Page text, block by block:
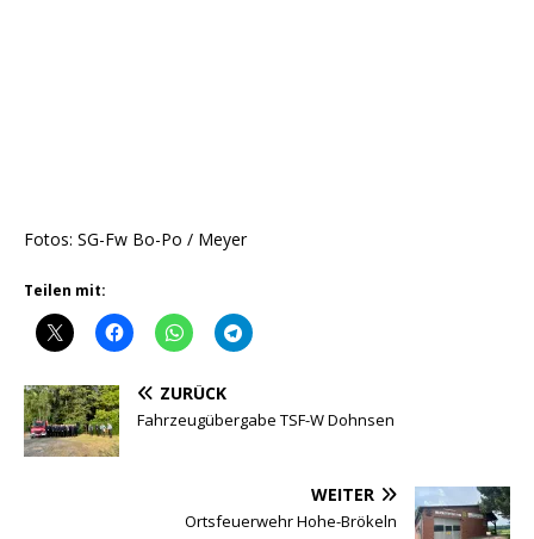
Fotos: SG-Fw Bo-Po / Meyer
Teilen mit:
ZURÜCK
Fahrzeugübergabe TSF-W Dohnsen
WEITER
Ortsfeuerwehr Hohe-Brökeln